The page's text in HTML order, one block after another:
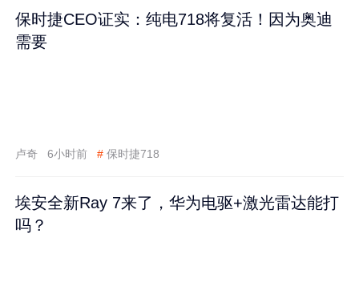
保时捷CEO证实：纯电718将复活！因为奥迪
需要
卢奇 6小时前 # 保时捷718
埃安全新Ray 7来了，华为电驱+激光雷达能打
吗？